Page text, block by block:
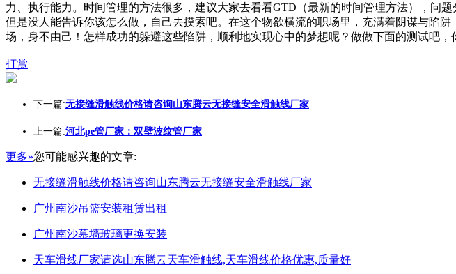
力、执行能力。时间管理的方法很多，建议大家去看看GTD（最新的时间管理方法），问
但是没人能告诉你该怎么做，自己去摸索吧。在这个物欲横流的职场里，充满着阴谋与陷
场，身不由己！怎样成功的躲避这些陷阱，顺利地实现心中的梦想呢？做做下面的测试吧，
打赏
下一篇:无接缝滑触线价格请咨询山东腾云无接缝安全滑触线厂家
上一篇:河北pe管厂家：双壁波纹管厂家
更多»您可能感兴趣的文章:
无接缝滑触线价格请咨询山东腾云无接缝安全滑触线厂家
广州南沙吊篮安装租赁出租
广州南沙幕墙玻璃更换安装
天车滑线厂家请选山东腾云天车滑触线,天车滑线价格优惠,质量好